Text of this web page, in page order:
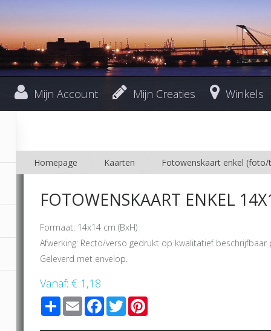
Mijn Account Mijn Creaties Winkels
Homepage Kaarten Fotowenskaart enkel (foto/
FOTOWENSKAART ENKEL
Formaat: 14x14 cm (BxH)
Afwerking: Recto/verso gedrukt op kwalitatief beschrijfbaar
Geleverd met envelop.
Vanaf: € 1,18
ShareEmailFacebook
TwitterPinterest